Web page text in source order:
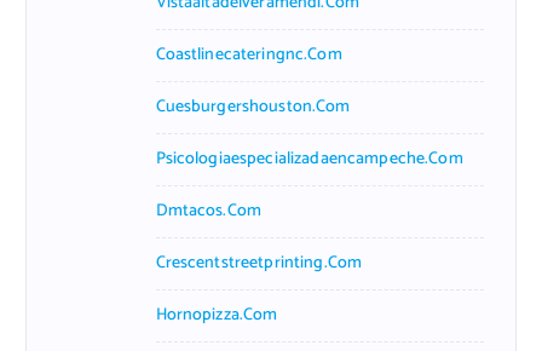
Coastlinecateringnc.com
Cuesburgershouston.com
Psicologiaespecializadaencampeche.com
Dmtacos.com
Crescentstreetprinting.com
Hornopizza.com